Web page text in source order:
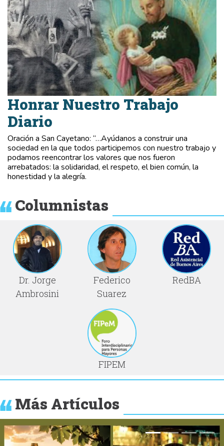
Honrar Nuestro Trabajo
Diario
Oración a San Cayetano: “…Ayúdanos a construir una
sociedad en la que todos participemos con nuestro trabajo y
podamos reencontrar los valores que nos fueron
arrebatados: la solidaridad, el respeto, el bien común, la
honestidad y la alegría.
Columnistas
Dr. Jorge
Ambrosini
Federico
Suarez
RedBA
FIPEM
Más Artículos